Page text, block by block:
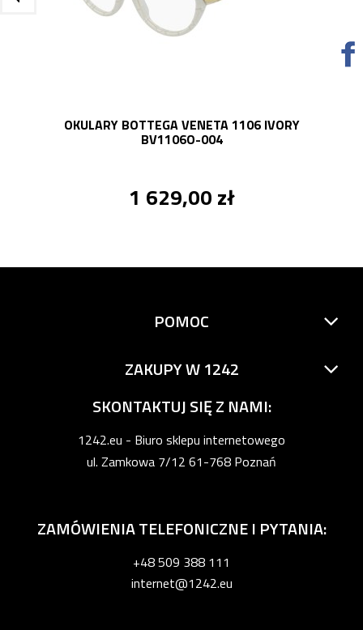
OKULARY BOTTEGA VENETA 1106 IVORY
BV1106O-004
1 629,00 zł
POMOC
ZAKUPY W 1242
SKONTAKTUJ SIĘ Z NAMI:
1242.eu - Biuro sklepu internetowego
ul. Zamkowa 7/12 61-768 Poznań
ZAMÓWIENIA TELEFONICZNE I PYTANIA:
+48 509 388 111
internet@1242.eu